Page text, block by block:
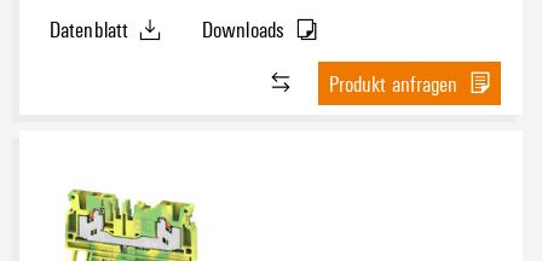
Sonstiger Anschluss
Zugfeder(197)
oben(577)
schräg(67)
Datenblatt
Downloads
Produkt anfragen